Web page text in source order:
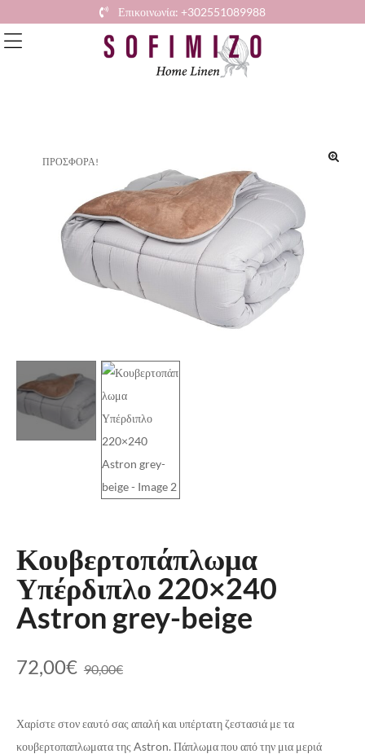
Επικοινωνία: +302551089988
ΠΡΟΣΦΟΡΆ!
Κουβερτοπάπλωμα
Υπέρδιπλο 220×240
Astron grey-beige
90,00€
72,00€
Χαρίστε στον εαυτό σας απαλή και υπέρτατη ζεστασιά με τα
κουβερτοπαπλωματα της Astron. Πάπλωμα που από την μια μεριά